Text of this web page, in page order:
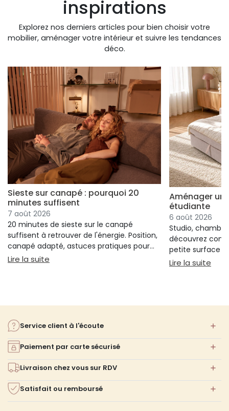
inspirations
Explorez nos derniers articles pour bien choisir votre
mobilier, aménager votre intérieur et suivre les tendances
déco.
Sieste sur canapé : pourquoi 20
minutes suffisent
7 août 2026
20 minutes de sieste sur le canapé
suffisent à retrouver de l'énergie. Position,
canapé adapté, astuces pratiques pour
bien s'installer.
Lire la suite : Sieste sur canapé : pourquoi 20 minutes
Aménager un
étudiante
6 août 2026
Studio,
découvrez
petite surface à
confort ni
Lire la suite
Service client à l'écoute
Paiement par carte sécurisé
Livraison chez vous sur RDV
Satisfait ou remboursé